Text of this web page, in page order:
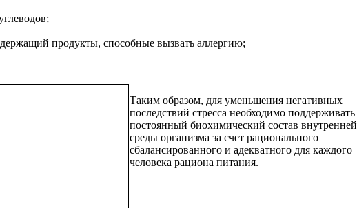
продукты, способные вызвать аллергию;
Таким образом, для уменьшения негативных
последствий стресса необходимо поддерживать
постоянный биохимический состав внутренней
среды организма за счет рационального
сбалансированного и адекватного для каждого
человека рациона питания.